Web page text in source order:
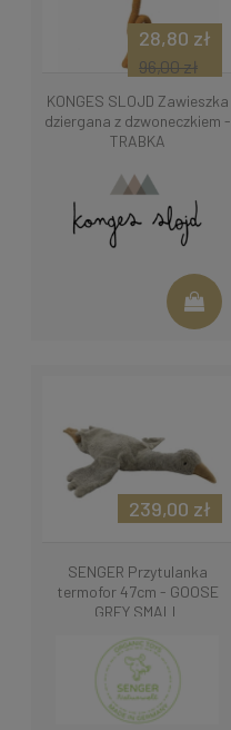
KONGES SLOJD Zawieszka
dziergana z dzwoneczkiem -
TRĄBKA
28,80 zł
96,00 zł
SENGER Przytulanka
termofor 47cm - GOOSE
GREY SMALL
239,00 zł